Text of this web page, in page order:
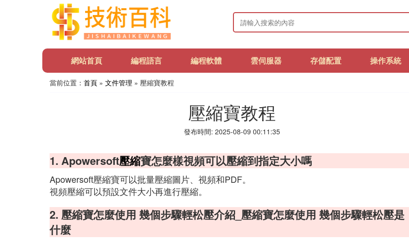
網站首頁 編程語言 編程軟體 雲伺服器 存儲配置 操作系統
當前位置： 首頁 » 文件管理 » 壓縮寶教程
壓縮寶教程
發布時間: 2025-08-09 00:11:35
1. Apowersoft壓縮寶怎麼樣視頻可以壓縮到指定大小嗎
Apowersoft壓縮寶可以批量壓縮圖片、視頻和PDF。
視頻壓縮可以預設文件大小再進行壓縮。
2. 壓縮寶怎麼使用 幾個步驟輕松壓介紹_壓縮寶怎麼使用 幾個步驟輕松壓是
什麼